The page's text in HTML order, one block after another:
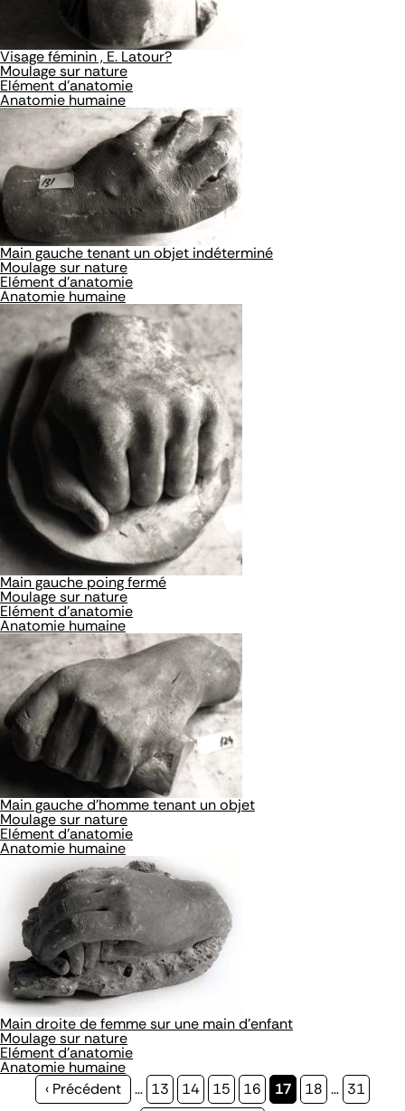
Visage féminin , E. Latour?
Moulage sur nature
Elément d'anatomie
Anatomie humaine
Main gauche tenant un objet indéterminé
Moulage sur nature
Elément d'anatomie
Anatomie humaine
Main gauche poing fermé
Moulage sur nature
Elément d'anatomie
Anatomie humaine
Main gauche d'homme tenant un objet
Moulage sur nature
Elément d'anatomie
Anatomie humaine
Main droite de femme sur une main d'enfant
Moulage sur nature
Elément d'anatomie
Anatomie humaine
Page
‹ Précédent … Page
13 Page
14 Page
15 Page
16
Page
17 Page
18 … Page
31